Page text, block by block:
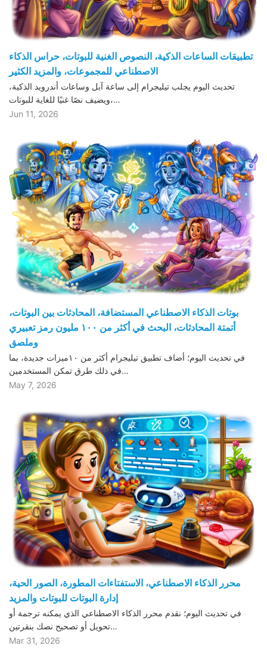
تطبيقات الساعات الذكية، النصوص الغنية للبوتات، حراس الذكاء
الاصطناعي للمجموعات، والمزيد الكثير
تحديث اليوم يجلب تيليجرام إلى ساعة آبل وساعات أندرويد الذكية،
ويضيف نصًا غنيًا للغاية للبوتات،…
Jun 11, 2026
بوتات الذكاء الاصطناعي المستضافة، المحادثات بين البوتات،
أتمتة المحادثات، البحث في أكثر من ١٠٠ مليون رمز تعبيري
وملصق
في تحديث اليوم؛ أضاف تطبيق تيليجرام أكثر من ١٠ميزات جديدة، بما
في ذلك طرق تمكن المستخدمين…
May 7, 2026
محرر الذكاء الاصطناعي، الاستفتاءات المطورة، الصور الحية،
إدارة البوتات للبوتات والمزيد
في تحديث اليوم؛ نقدم محرر الذكاء الاصطناعي الذي يمكنه ترجمة أو
تحويل أو تصحيح نصك بنقرتين…
Mar 31, 2026